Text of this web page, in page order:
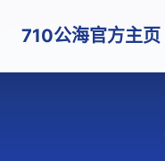
710公海官方主页